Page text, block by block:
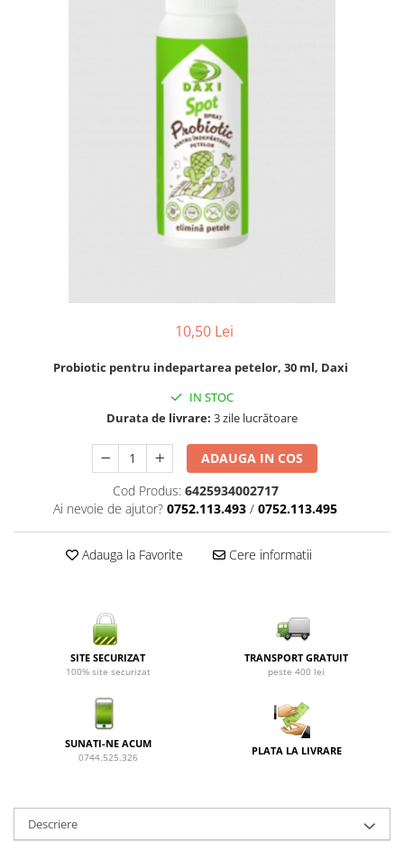
10,50 Lei
Probiotic pentru indepartarea petelor, 30 ml, Daxi
IN STOC
Durata de livrare: 3 zile lucrătoare
ADAUGA IN COS
Cod Produs: 6425934002717
Ai nevoie de ajutor? 0752.113.493 / 0752.113.495
Adauga la Favorite Cere informatii
SITE SECURIZAT
100% site securizat
TRANSPORT GRATUIT
peste 400 lei
SUNATI-NE ACUM
0744.525.326
PLATA LA LIVRARE
Descriere